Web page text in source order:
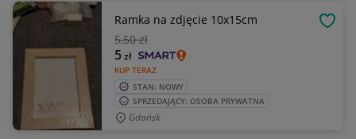
Ramka na zdjęcie 10x15cm
5,50 zł
KUP TERAZ
5zł
STAN: NOWY
SPRZEDAJĄCY: OSOBA PRYWATNA
Gdańsk